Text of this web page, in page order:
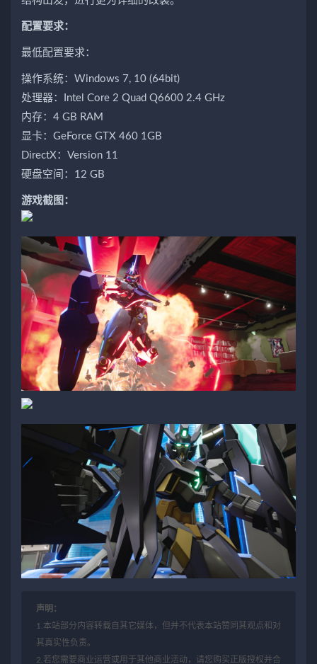
配置要求：
最低配置要求：
操作系统：Windows 7, 10 (64bit)
处理器：Intel Core 2 Quad Q6600 2.4 GHz
内存：4 GB RAM
显卡：GeForce GTX 460 1GB
DirectX：Version 11
硬盘空间：12 GB
游戏截图：
声明：
1.本站部分内容转载自其它媒体，但并不代表本站赞同其观点和对
其真实性负责。
2.若您需要商业运营或用于其他商业活动，请您购买正版授权并合